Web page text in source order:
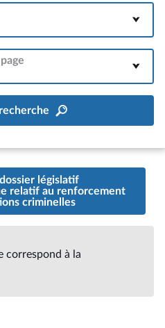
législatif
relatif au renforcement
criminelles
correspond à la